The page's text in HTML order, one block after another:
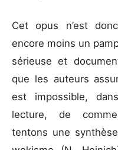
Cet opus n’est
encore moins un
sérieuse et
que les auteurs
est impossible,
lecture, de
tentons une